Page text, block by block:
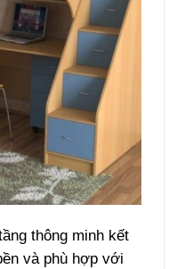
thông minh kết
và phù hợp với